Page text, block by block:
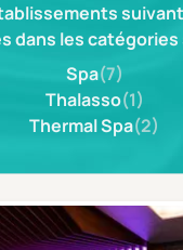
Avis-Vérifiés
dans les
Spa(7)
Thalasso(1)
Thermal Spa(2)